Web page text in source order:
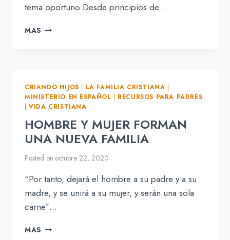
tema oportuno Desde principios de…
MAS ¿PUEDEN
CENA
DEL
CRIANDO HIJOS | LA FAMILIA CRISTIANA |
MINISTERIO EN ESPAÑOL | RECURSOS PARA PADRES
|VIDA CRISTIANA
HOMBRE Y MUJER FORMAN
UNA NUEVA FAMILIA
Posted on octubre 22, 2020
“Por tanto, dejará el hombre a su padre y a su
madre, y se unirá a su mujer, y serán una sola
carne”…
MAS HOMBRE